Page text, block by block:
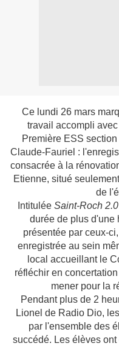
Ce lundi 26 mars
travail accompli
Première ESS
Claude-Fauriel :
consacrée à la
Etienne, situé
de
Intitulée Saint-Roch 2.0
durée de plus d'une
présentée par ceux-
enregistrée au sein
local accueillant le
réfléchir en
mener pour la
Pendant plus de 2
Lionel de Radio Dio,
par l'ensemble des
succédé. Les élèves